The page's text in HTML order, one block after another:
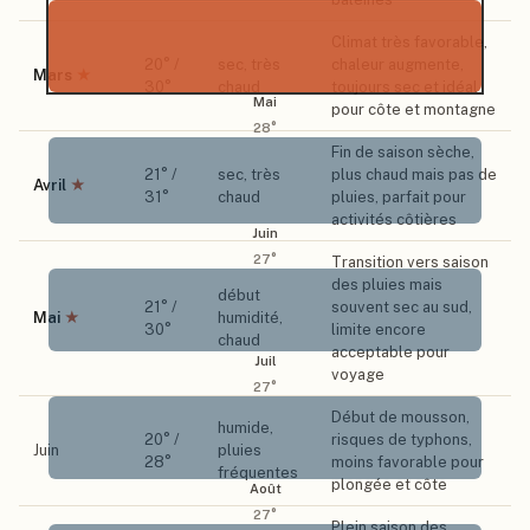
Mai
28°
Juin
27°
Juil
27°
Août
27°
Mars
Climat très favorable,
toujours sec et idéal
pour côte et montagne
Avril ★
21 ° /
31 °
sec, très
chaud
Fin de saison sèche,
plus chaud mais pas de
pluies, parfait pour
activités côtières
Mai ★
21 ° /
30°
début
humidité,
chaud
Transition vers saison
des pluies mais
souvent sec au sud,
limite encore
acceptable pour
voyage
Juin
20° /
28°
humide,
pluies
fréquentes
Début de mousson,
risques de typhons,
moins favorable pour
plongée et côte